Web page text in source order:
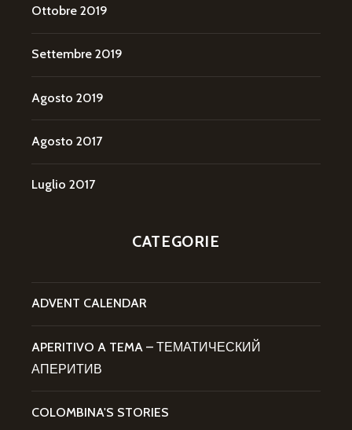
Ottobre 2019
Settembre 2019
Agosto 2019
Agosto 2017
Luglio 2017
CATEGORIE
ADVENT CALENDAR
APERITIVO A TEMA – ТЕМАТИЧЕСКИЙ
АПЕРИТИВ
COLOMBINA'S STORIES